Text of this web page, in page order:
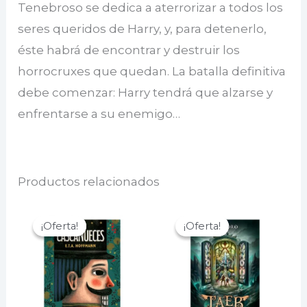
Tenebroso se dedica a aterrorizar a todos los
seres queridos de Harry, y, para detenerlo,
éste habrá de encontrar y destruir los
horrocruxes que quedan. La batalla definitiva
debe comenzar: Harry tendrá que alzarse y
enfrentarse a su enemigo…
Productos relacionados
¡Oferta!
¡Oferta! ¡Oferta!
¡Oferta!